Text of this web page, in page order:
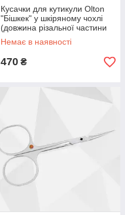
Кусачки для кутикули Olton
"Бішкек" у шкіряному чохлі
(довжина різальної частини
11 мм)
Немає в наявності
470 ₴